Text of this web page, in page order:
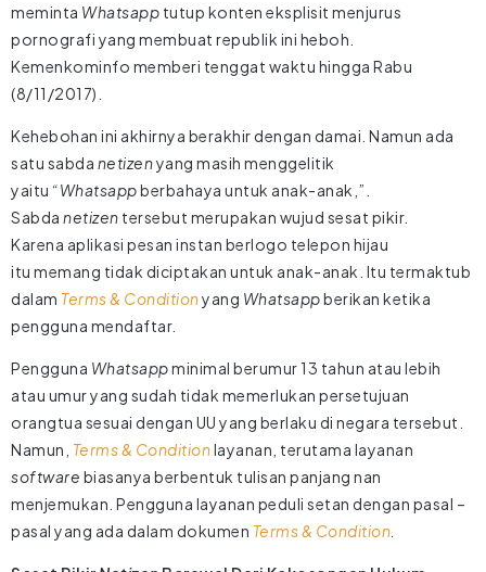
meminta Whatsapp tutup konten eksplisit menjurus
pornografi yang membuat republik ini heboh.
Kemenkominfo memberi tenggat waktu hingga Rabu
(8/11/2017).
Kehebohan ini akhirnya berakhir dengan damai. Namun ada
satu sabda netizenyang masih menggelitik
yaitu “Whatsappberbahaya untuk anak-anak,”.
Sabda netizen tersebut merupakan wujud sesat pikir.
Karena aplikasi pesan instan berlogo telepon hijau
itu memang tidak diciptakan untuk anak-anak. Itu termaktub
dalam Terms & Conditionyang Whatsappberikan ketika
pengguna mendaftar.
Pengguna Whatsappminimal berumur 13 tahun atau lebih
atau umur yang sudah tidak memerlukan persetujuan
orangtua sesuai dengan UU yang berlaku di negara tersebut.
Namun, Terms & Conditionlayanan, terutama layanan
software biasanya berbentuk tulisan panjang nan
menjemukan. Pengguna layanan peduli setan dengan pasal –
pasal yang ada dalam dokumen Terms & Condition